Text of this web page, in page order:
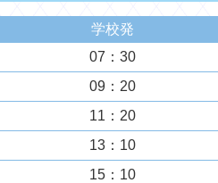
学校発
07：30
09：20
11：20
13：10
15：10